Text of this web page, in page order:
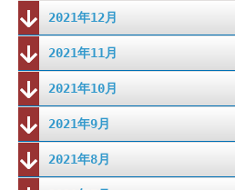
2021年12月
2021年11月
2021年10月
2021年9月
2021年8月